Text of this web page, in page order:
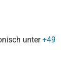
unter+49